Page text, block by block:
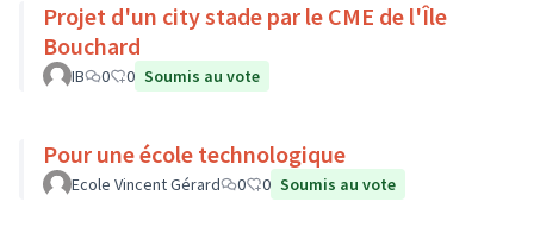
Projet d'un city stade par le CME de l'Île
Bouchard
IB 0 0 Soumis au vote
Pour une école technologique
Ecole Vincent Gérard 0 0 Soumis au vote